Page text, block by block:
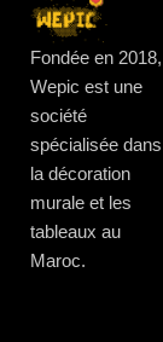
Fondée en 2018,
Wepic est une
société
spécialisée dans
la décoration
murale et les
tableaux au
Maroc.